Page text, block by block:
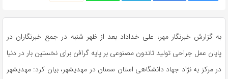
به گزارش خبرنگار مهر، علی خداداد بعد از ظهر شنبه در جمع خبرنگاران در
پایان عمل جراحی تولید تاندون مصنوعی بر پایه گرافن برای نخستین بار در دنیا
در مرکز به نژاد جهاد دانشگاهی استان سمنان در مهدیشهر، بیان کرد: مهدیشهر